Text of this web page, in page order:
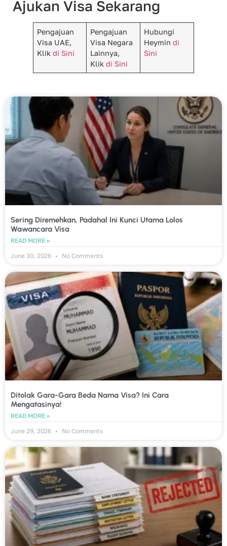
Ajukan Visa Sekarang
Pengajuan
Visa UAE,
Klik di Sini
Pengajuan
Visa Negara
Lainnya,
Klikdi Sini
Hubungi
Heymindi
Sini
Sering Diremehkan, Padahal Ini Kunci Utama Lolos
Wawancara Visa
READ MORE »
June 30, 2026
No Comments
Ditolak Gara-Gara Beda Nama Visa? Ini Cara
Mengatasinya!
READ MORE »
June 29, 2026
No Comments